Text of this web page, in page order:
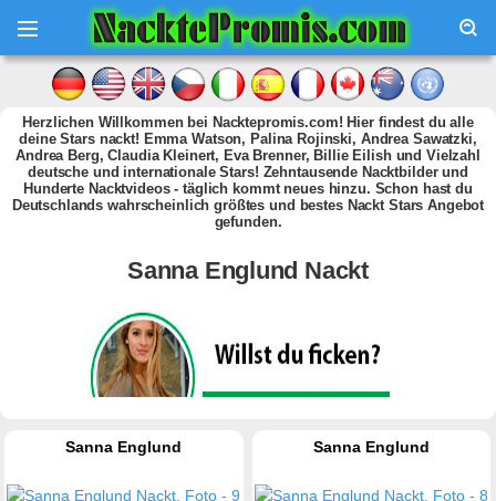
Herzlichen Willkommen bei Nacktepromis.com! Hier findest du alle
deine Stars nackt! Emma Watson, Palina Rojinski, Andrea Sawatzki,
Andrea Berg, Claudia Kleinert, Eva Brenner, Billie Eilish und Vielzahl
deutsche und internationale Stars! Zehntausende Nacktbilder und
Hunderte Nacktvideos - täglich kommt neues hinzu. Schon hast du
Deutschlands wahrscheinlich größtes und bestes Nackt Stars Angebot
gefunden.
Sanna Englund Nackt
Sanna Englund Sanna Englund